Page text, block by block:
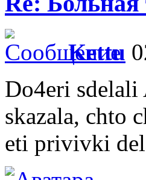
Kettu
Do4eri
skazala, chto
eti privivki